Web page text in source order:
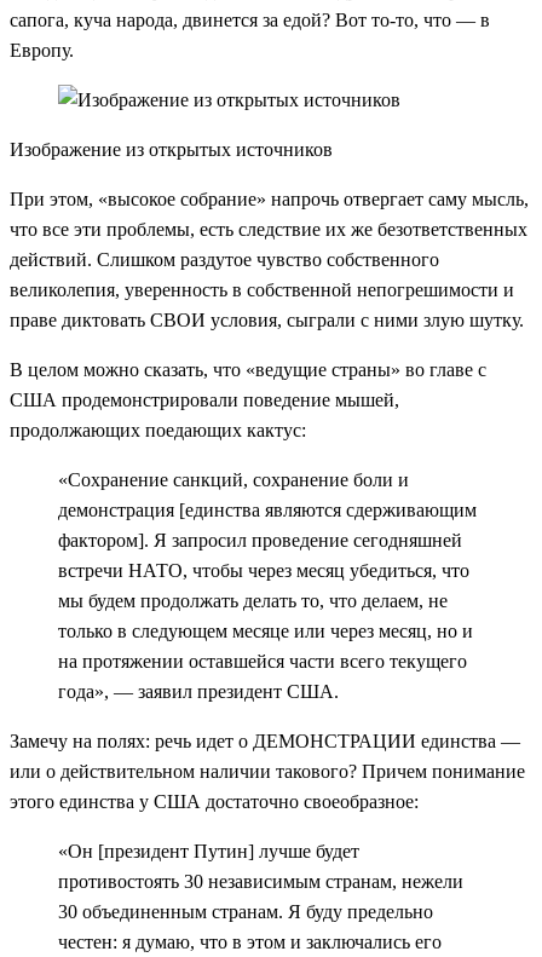
сапога, куча народа, двинется за едой? Вот то-то, что — в
Европу.
Изображение из открытых источников
При этом, «высокое собрание» напрочь отвергает саму мысль,
что все эти проблемы, есть следствие их же безответственных
действий. Слишком раздутое чувство собственного
великолепия, уверенность в собственной непогрешимости и
праве диктовать СВОИ условия, сыграли с ними злую шутку.
В целом можно сказать, что «ведущие страны» во главе с
США продемонстрировали поведение мышей,
продолжающих поедающих кактус:
«Сохранение санкций, сохранение боли и
демонстрация [единства являются сдерживающим
фактором]. Я запросил проведение сегодняшней
встречи НАТО, чтобы через месяц убедиться, что
мы будем продолжать делать то, что делаем, не
только в следующем месяце или через месяц, но и
на протяжении оставшейся части всего текущего
года», — заявил президент США.
Замечу на полях: речь идет о ДЕМОНСТРАЦИИ единства —
или о действительном наличии такового? Причем понимание
этого единства у США достаточно своеобразное:
«Он [президент Путин] лучше будет
противостоять 30 независимым странам, нежели
30 объединенным странам. Я буду предельно
честен: я думаю, что в этом и заключались его